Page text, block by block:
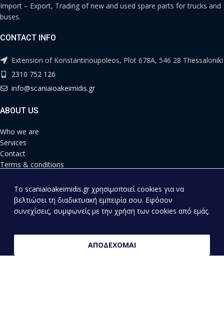
Import – Export, Trading of new and used spare parts for trucks and
buses.
CONTACT INFO
Extension of Konstantinoupoleos, Plot 678A, 546 28 Thessaloniki
2310 752 126
info@scaniaioakeimidis.gr
ABOUT US
Who we are
Services
Contact
Terms & conditions
Shipping Methods
Payment Methods
NEW SPARE PARTS
To scaniaioakeimidis.gr χρησιμοποιεί cookies για να
βελτιώσει τη διαδικτυακή εμπειρία σου. Εφόσον
συνεχίσεις, συμφωνείς με την χρήση των cookies από εμάς.
ΑΠΟΔΕΧΟΜΑΙ